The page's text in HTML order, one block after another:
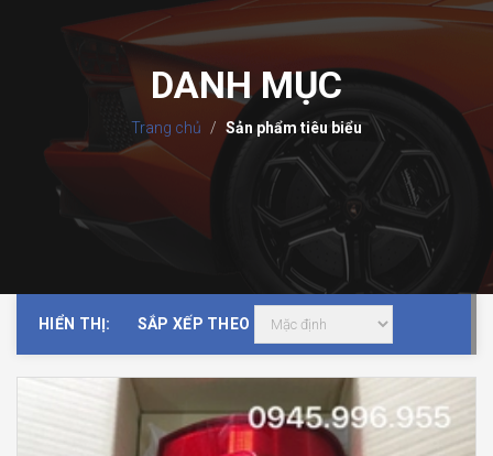
DANH MỤC
Trang chủ Sản phẩm tiêu biểu
HIỂN THỊ: SẮP XẾP THEO